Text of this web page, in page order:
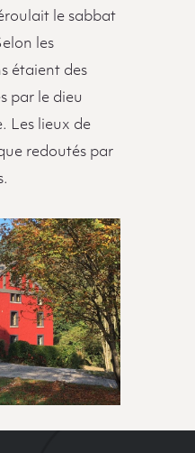
le sabbat
les
étaient des
par le dieu
Les lieux de
redoutés par